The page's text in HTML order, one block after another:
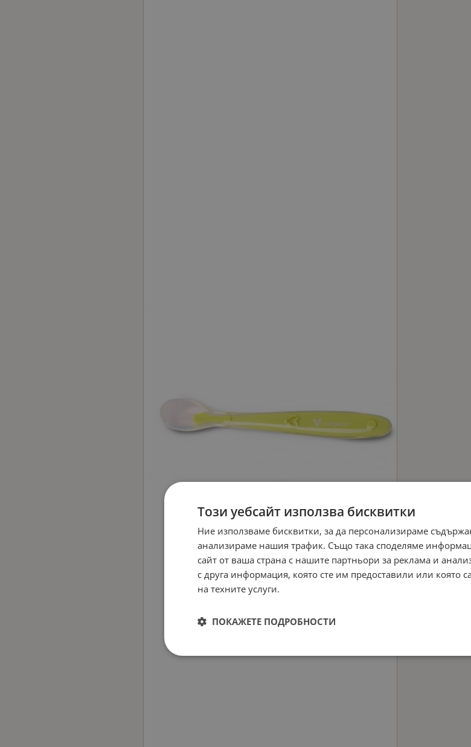
Този уебсайт използва бисквитки
Ние използваме бисквитки, за да персонализираме
анализираме нашия трафик. Също така споделяме
сайт от ваша страна с нашите партньори за реклама и
с друга информация, която сте им предоставили или която
на техните услуги.
ПОКАЖЕТЕ ПОДРОБНОСТИ